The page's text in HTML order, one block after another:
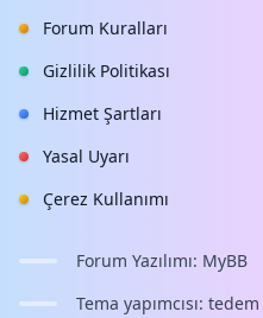
Forum Kuralları
Gizlilik Politikası
Hizmet Şartları
Yasal Uyarı
Çerez Kullanımı
Forum Yazılımı: MyBB
Tema yapımcısı: tedem